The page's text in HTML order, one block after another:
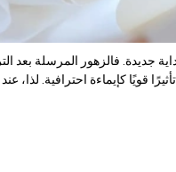
ببداية جديدة. فالزهور